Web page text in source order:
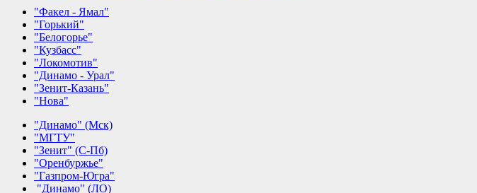
"Факел - Ямал"
"Горький"
"Белогорье"
"Кузбасс"
"Локомотив"
"Динамо - Урал"
"Зенит-Казань"
"Нова"
"Динамо" (Мск)
"МГТУ"
"Зенит" (С-Пб)
"Оренбуржье"
"Газпром-Югра"
"Динамо" (ЛО)